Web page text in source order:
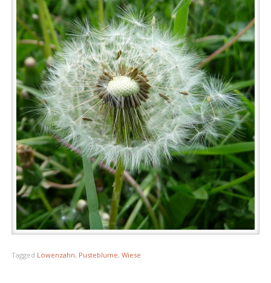
Tagged Löwenzahn, Pusteblume, Wiese